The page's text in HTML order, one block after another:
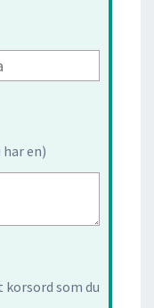
en)
som du